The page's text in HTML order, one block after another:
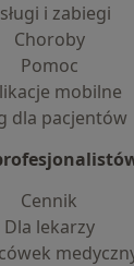
i zabiegi
Choroby
Pomoc
mobilne
dla pacjentów
Cennik
Dla lekarzy